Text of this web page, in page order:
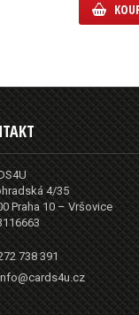
4/35
Praha 10 – Vršovice
738 391